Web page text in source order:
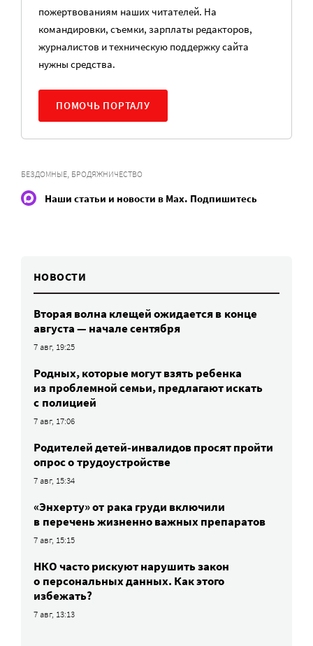
пожертвованиям наших читателей. На
командировки, съемки, зарплаты редакторов,
журналистов и техническую поддержку сайта
нужны средства.
ПОМОЧЬ ПОРТАЛУ
БЕЗДОМНЫЕ, БРОДЯЖНИЧЕСТВО
Наши статьи и новости в Max. Подпишитесь
НОВОСТИ
Вторая волна клещей ожидается в конце
августа — начале сентября
7 авг, 19:25
Родных, которые могут взять ребенка
из проблемной семьи, предлагают искать
с полицией
7 авг, 17:06
Родителей детей-инвалидов просят пройти
опрос о трудоустройстве
7 авг, 15:34
«Энхерту» от рака груди включили
в перечень жизненно важных препаратов
7 авг, 15:15
НКО часто рискуют нарушить закон
о персональных данных. Как этого
избежать?
7 авг, 13:13